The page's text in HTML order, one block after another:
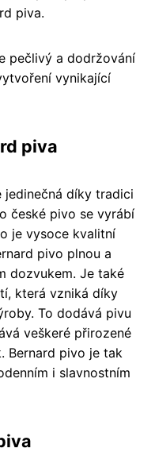
piva.
pečlivý a dodržování
vynikající
piva
jedinečná díky tradici
české pivo se vyrábí
je vysoce kvalitní
pivo plnou a
dozvukem. Je také
která vzniká díky
To dodává pivu
veškeré přirozené
Bernard pivo je tak
i slavnostním